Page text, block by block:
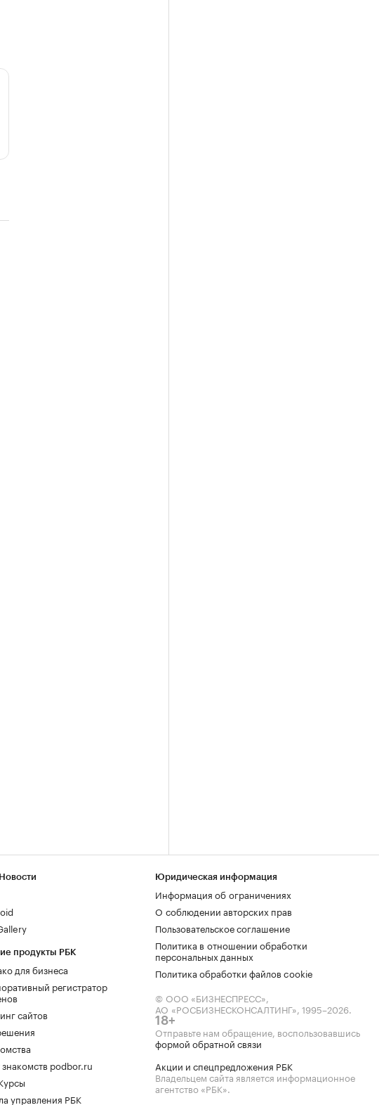
продукты РБК
для бизнеса
регистратор
сайтов
podbor.ru
управления РБК
Юридическая информация
Информация об ограничениях
О соблюдении авторских прав
Пользовательское соглашение
Политика в отношении обработки
персональных данных
Политика обработки файлов cookie
© ООО «БИЗНЕСПРЕСС»,
АО «РОСБИЗНЕСКОНСАЛТИНГ», 1995–2026.
18+
Отправьте нам обращение, воспользовавшись
формой обратной связи
Акции и спецпредложения РБК
Владельцем сайта является информационное
агентство «РБК».